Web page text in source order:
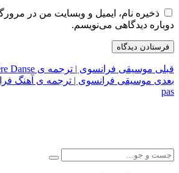
ذخیره نام، ایمیل و وبسایت من در
دوباره دیدگاهی می‌نویسم.
راهبری
نوشته
قبلی Previous
post:
موسیقی فرانسوی | ترجمه ی Dernière Danse
بعدی Next
pas